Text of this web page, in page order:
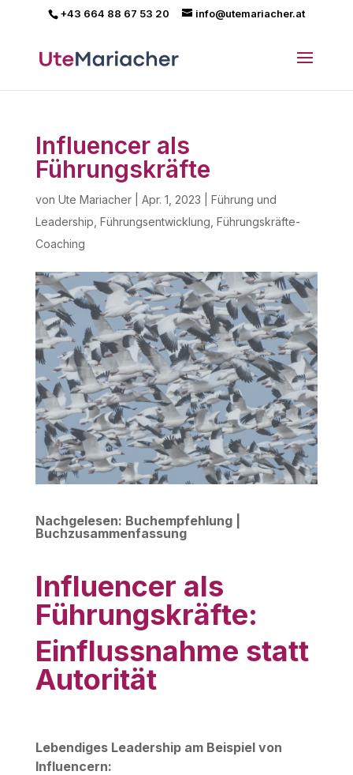
+43 664 88 67 53 20 info@utemariacher.at
Influencer als
Führungskräfte
von Ute Mariacher| Apr. 1, 2023
Führung und
Leadership Führungsentwicklung Führungskräfte-
Coaching
Nachgelesen: Buchempfehlung |
Buchzusammenfassung
Influencer als
Führungskräfte:
Einflussnahme statt
Autorität
Lebendiges Leadership am Beispiel von
Influencern: